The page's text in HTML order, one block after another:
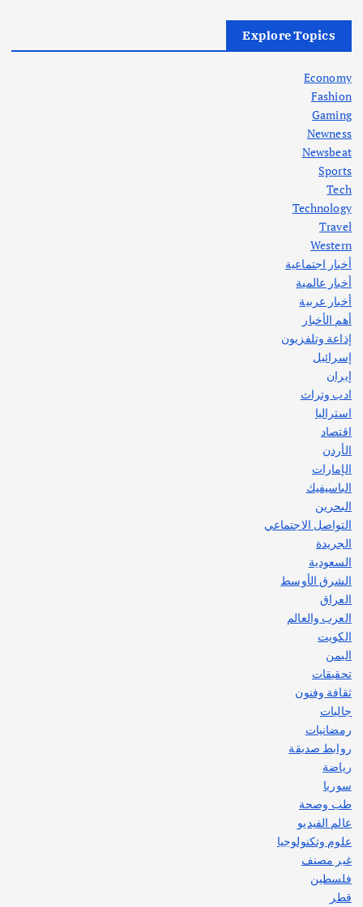
في جذور المشكلة وحلولها المستدامة
أهم الأخبار
اختتام ورشة السينوغرافيا في مدينة كلباء الاماراتية
أغسطس 3, 2026
Explore Topics
Economy
Fashion
Gaming
Newness
Newsbeat
Sports
Tech
Technology
Travel
Western
أخبار اجتماعية
أخبار عالمية
أخبار عربية
أهم الأخبار
إذاعة وتلفزيون
إسرائيل
إيران
ادب وتراث
استراليا
اقتصاد
الأردن
الإمارات
الباسيفيك
البحرين
التواصل الاجتماعي
الجريدة
السعودية
الشرق الأوسط
العراق
العرب والعالم
الكويت
اليمن
تحقيقات
ثقافة وفنون
جاليات
رمضانيات
روابط صديقة
رياضة
سوريا
طب وصحة
عالم الفيديو
علوم وتكنولوجيا
غير مصنف
فلسطين
قطر